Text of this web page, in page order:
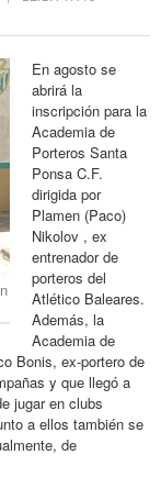
En agosto se
abrirá la
inscripción para la
Academia de
Porteros Santa
Ponsa C.F.
dirigida por
Plamen (Paco)
Nikolov , ex
entrenador de
porteros del
Atlético Baleares.
Además, la
Academia de
Bonis, ex-portero de
y que llegó a
jugar en clubs
a ellos también se
de